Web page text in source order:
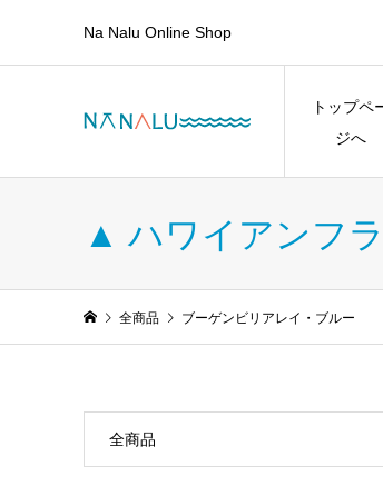
Na Nalu Online Shop
トップペ
ジへ
▲ ハワイアンフ
全商品 ブーゲンビリアレイ・ブルー
全商品